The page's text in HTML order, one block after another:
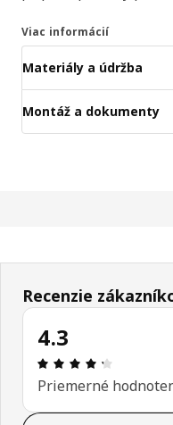
Viac informácií
Materiály a údržba
Montáž a dokumenty
Recenzie
4.3
Priemerné